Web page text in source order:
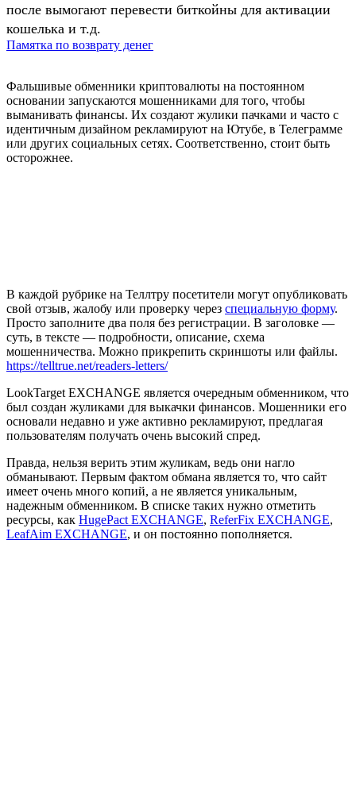
после вымогают перевести биткойны для активации
кошелька и т.д.
Памятка по возврату денег
Фальшивые обменники криптовалюты на постоянном
основании запускаются мошенниками для того, чтобы
выманивать финансы. Их создают жулики пачками и часто с
идентичным дизайном рекламируют на Ютубе, в Телеграмме
или других социальных сетях. Соответственно, стоит быть
осторожнее.
В каждой рубрике на Теллтру посетители могут опубликовать
свой отзыв, жалобу или проверку через специальную форму.
Просто заполните два поля без регистрации. В заголовке —
суть, в тексте — подробности, описание, схема
мошенничества. Можно прикрепить скриншоты или файлы.
https://telltrue.net/readers-letters/
LookTarget EXCHANGE является очередным обменником, что
был создан жуликами для выкачки финансов. Мошенники его
основали недавно и уже активно рекламируют, предлагая
пользователям получать очень высокий спред.
Правда, нельзя верить этим жуликам, ведь они нагло
обманывают. Первым фактом обмана является то, что сайт
имеет очень много копий, а не является уникальным,
надежным обменником. В списке таких нужно отметить
ресурсы, как HugePact EXCHANGE, ReferFix EXCHANGE,
LeafAim EXCHANGE, и он постоянно пополняется.